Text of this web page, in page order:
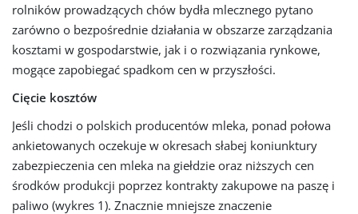
rolników prowadzących chów bydła mlecznego pytano
zarówno o bezpośrednie działania w obszarze zarządzania
kosztami w gospodarstwie, jak i o rozwiązania rynkowe,
mogące zapobiegać spadkom cen w przyszłości.
Cięcie kosztów
Jeśli chodzi o polskich producentów mleka, ponad połowa
ankietowanych oczekuje w okresach słabej koniunktury
zabezpieczenia cen mleka na giełdzie oraz niższych cen
środków produkcji poprzez kontrakty zakupowe na paszę i
paliwo (wykres 1). Znacznie mniejsze znaczenie